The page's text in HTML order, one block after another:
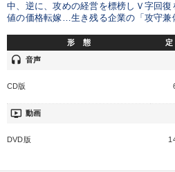
中、逆に、攻めの経営を標榜しＶ字回
値の価格転嫁…生き残る企業の「攻守兼
形 態
headset 音声
CD版
ondemand_video 動画
DVD版